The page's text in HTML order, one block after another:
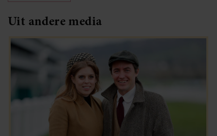
Uit andere media